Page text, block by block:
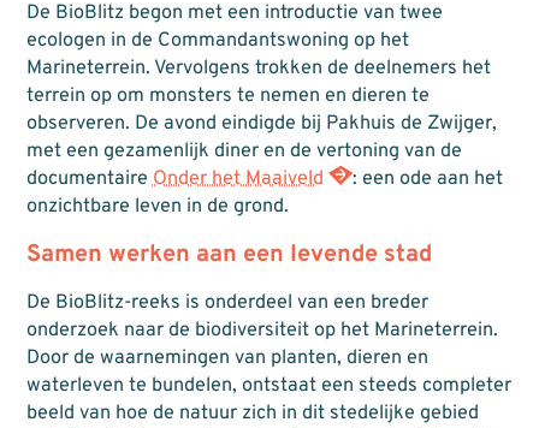
De BioBlitz begon met een introductie van twee
ecologen in de Commandantswoning op het
Marineterrein. Vervolgens trokken de deelnemers het
terrein op om monsters te nemen en dieren te
observeren. De avond eindigde bij Pakhuis de Zwijger,
met een gezamenlijk diner en de vertoning van de
documentaireOnder het Maaiveld
: een ode aan het
onzichtbare leven in de grond.
Samen werken aan een levende stad
De BioBlitz-reeks is onderdeel van een breder
onderzoek naar de biodiversiteit op het Marineterrein.
Door de waarnemingen van planten, dieren en
waterleven te bundelen, ontstaat een steeds completer
beeld van hoe de natuur zich in dit stedelijke gebied